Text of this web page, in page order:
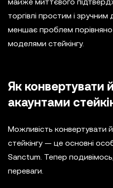
торгівлі простим і
меншає проблем
моделями стейкінгу.
Як конвертувати
акаунтами
Можливість конвертувати
стейкінгу — це основні
Sanctum. Тепер
переваги.